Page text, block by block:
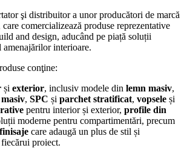
şi distribuitor a unor producători de marcă
comercializează produse reprezentative
and design, aducând pe piață soluții
interioare.
conţine:
și exterior, inclusiv modele din lemn masiv,
, SPC și parchet stratificat, vopsele și
pentru interior și exterior, profile din
moderne pentru compartimentări, precum
care adaugă un plus de stil și
proiect.